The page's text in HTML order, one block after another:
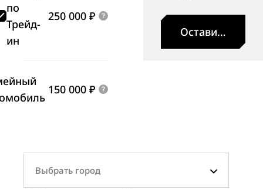
250 000 ₽
по
Трейд-
ин
150 000 ₽
Оставить
Выбрать город